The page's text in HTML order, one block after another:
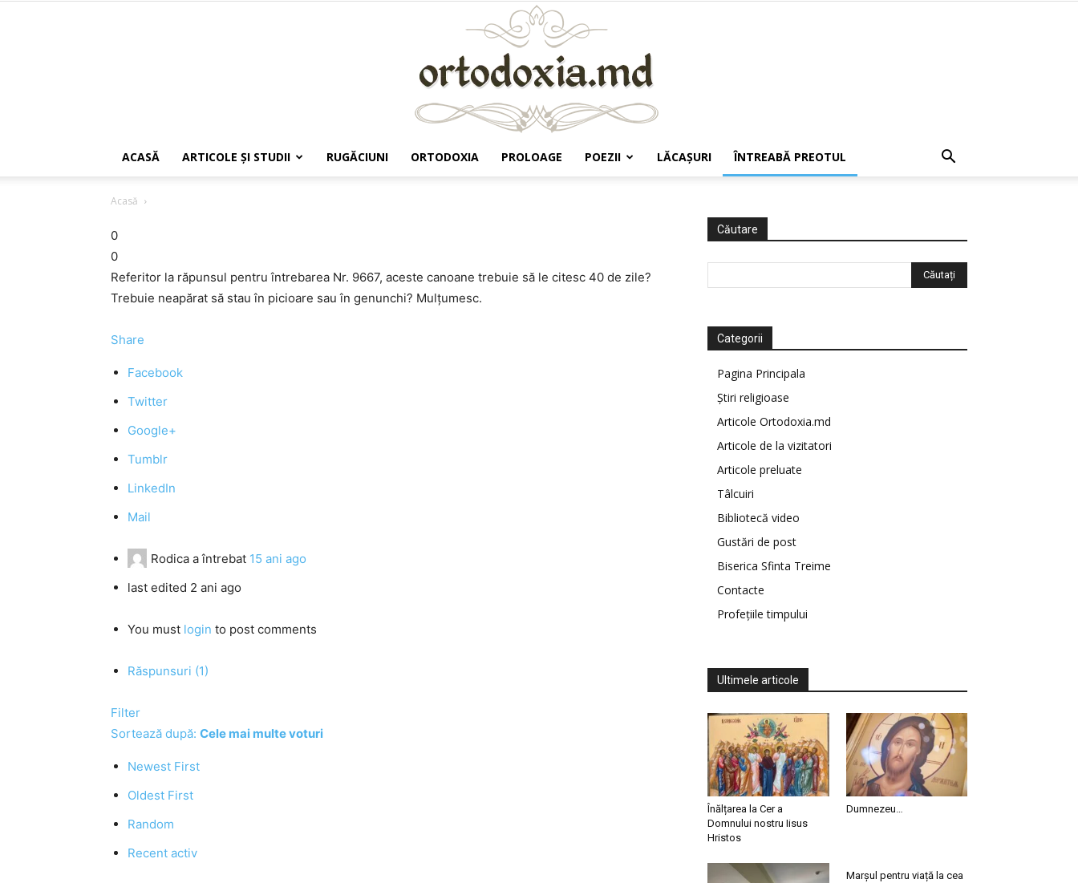
ACASĂ ARTICOLE ŞI STUDII RUGĂCIUNI ORTODOXIA PROLOAGE POEZII LĂCAŞURI ÎNTREABĂ PREOTUL
Acasă
0
0
Referitor la răpunsul pentru întrebarea Nr. 9667, aceste canoane trebuie să le citesc 40 de zile?
Trebuie neapărat să stau în picioare sau în genunchi? Mulţumesc.
Share
Facebook
Twitter
Google+
Tumblr
LinkedIn
Mail
Rodica a întrebat 15 ani ago
last edited 2 ani ago
You must login to post comments
Răspunsuri (1)
Filter
Sortează după: Cele mai multe voturi
Newest First
Oldest First
Random
Recent activ
Căutare
Categorii
Pagina Principala
Știri religioase
Articole Ortodoxia.md
Articole de la vizitatori
Articole preluate
Tâlcuiri
Bibliotecă video
Gustări de post
Biserica Sfinta Treime
Contacte
Profețiile timpului
Ultimele articole
Înălțarea la Cer a
Domnului nostru Iisus
Hristos
Dumnezeu…
Marșul pentru viață la cea